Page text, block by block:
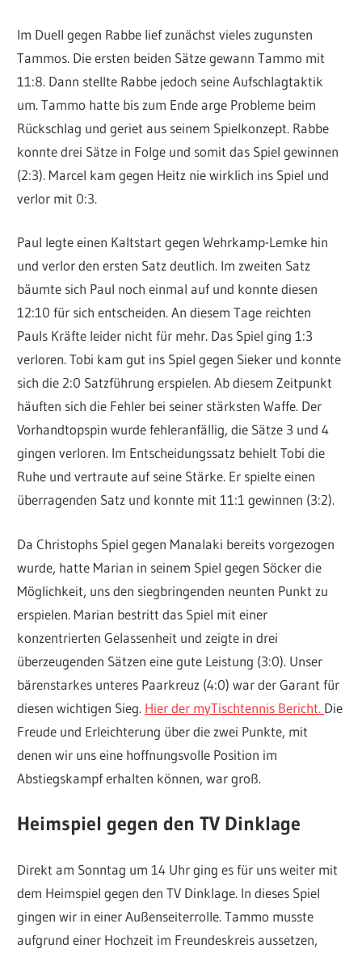
Im Duell gegen Rabbe lief zunächst vieles zugunsten
Tammos. Die ersten beiden Sätze gewann Tammo mit
11:8. Dann stellte Rabbe jedoch seine Aufschlagtaktik
um. Tammo hatte bis zum Ende arge Probleme beim
Rückschlag und geriet aus seinem Spielkonzept. Rabbe
konnte drei Sätze in Folge und somit das Spiel gewinnen
(2:3). Marcel kam gegen Heitz nie wirklich ins Spiel und
verlor mit 0:3.
Paul legte einen Kaltstart gegen Wehrkamp-Lemke hin
und verlor den ersten Satz deutlich. Im zweiten Satz
bäumte sich Paul noch einmal auf und konnte diesen
12:10 für sich entscheiden. An diesem Tage reichten
Pauls Kräfte leider nicht für mehr. Das Spiel ging 1:3
verloren. Tobi kam gut ins Spiel gegen Sieker und konnte
sich die 2:0 Satzführung erspielen. Ab diesem Zeitpunkt
häuften sich die Fehler bei seiner stärksten Waffe. Der
Vorhandtopspin wurde fehleranfällig, die Sätze 3 und 4
gingen verloren. Im Entscheidungssatz behielt Tobi die
Ruhe und vertraute auf seine Stärke. Er spielte einen
überragenden Satz und konnte mit 11:1 gewinnen (3:2).
Da Christophs Spiel gegen Manalaki bereits vorgezogen
wurde, hatte Marian in seinem Spiel gegen Söcker die
Möglichkeit, uns den siegbringenden neunten Punkt zu
erspielen. Marian bestritt das Spiel mit einer
konzentrierten Gelassenheit und zeigte in drei
überzeugenden Sätzen eine gute Leistung (3:0). Unser
bärenstarkes unteres Paarkreuz (4:0) war der Garant für
diesen wichtigen Sieg. Hier der myTischtennis Bericht. Die
Freude und Erleichterung über die zwei Punkte, mit
denen wir uns eine hoffnungsvolle Position im
Abstiegskampf erhalten können, war groß.
Heimspiel gegen den TV Dinklage
Direkt am Sonntag um 14 Uhr ging es für uns weiter mit
dem Heimspiel gegen den TV Dinklage. In dieses Spiel
gingen wir in einer Außenseiterrolle. Tammo musste
aufgrund einer Hochzeit im Freundeskreis aussetzen,